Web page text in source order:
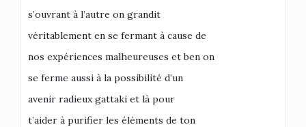
s’ouvrant à l’autre on grandit
véritablement en se fermant à cause de
nos expériences malheureuses et ben on
se ferme aussi à la possibilité d’un
avenir radieux gattaki et là pour
t’aider à purifier les éléments de ton